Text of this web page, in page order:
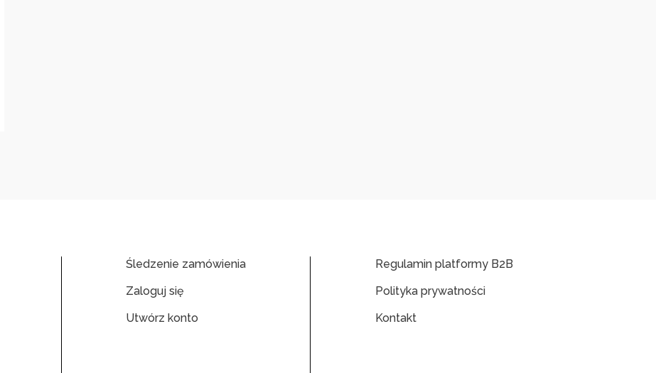
Regulamin platformy B2B
Polityka prywatności
Kontakt
Śledzenie zamówienia
Zaloguj się
Utwórz konto